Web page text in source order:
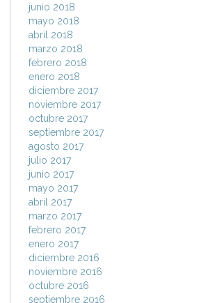
junio 2018
mayo 2018
abril 2018
marzo 2018
febrero 2018
enero 2018
diciembre 2017
noviembre 2017
octubre 2017
septiembre 2017
agosto 2017
julio 2017
junio 2017
mayo 2017
abril 2017
marzo 2017
febrero 2017
enero 2017
diciembre 2016
noviembre 2016
octubre 2016
septiembre 2016